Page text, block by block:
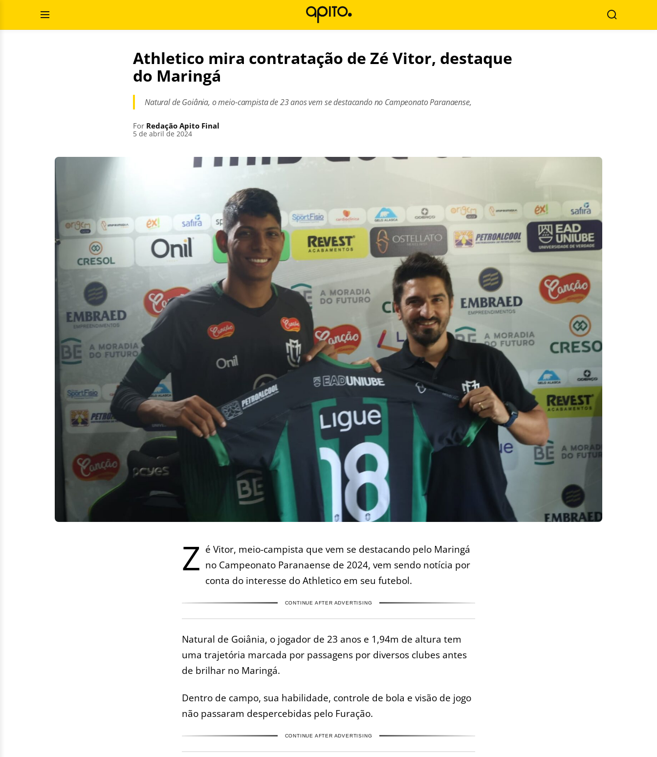
Open
Menu
Search
Athletico mira contratação de Zé Vitor, destaque
do Maringá
Natural de Goiânia, o meio-campista de 23 anos vem se destacando no Campeonato Paranaense,
For Redação Apito Final
5 de abril de 2024
Z é Vitor, meio-campista que vem se destacando pelo Maringá
no Campeonato Paranaense de 2024, vem sendo notícia por
conta do interesse do Athletico em seu futebol.
CONTINUE AFTER ADVERTISING
Natural de Goiânia, o jogador de 23 anos e 1,94m de altura tem
uma trajetória marcada por passagens por diversos clubes antes
de brilhar no Maringá.
Dentro de campo, sua habilidade, controle de bola e visão de jogo
não passaram despercebidas pelo Furação.
CONTINUE AFTER ADVERTISING